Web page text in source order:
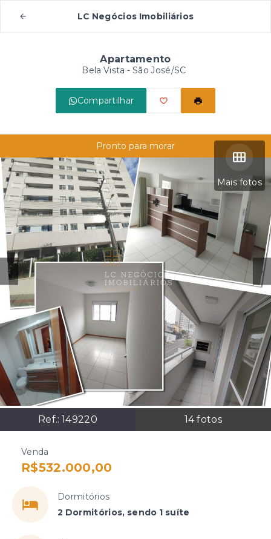
LC Negócios Imobiliários
Apartamento
Bela Vista - São José/SC
Compartilhar
Mais fotos
Ref.:149220 14fotos
Pronto para morar
Venda
R$532.000,00
Dormitórios
2 Dormitórios, sendo 1 suíte